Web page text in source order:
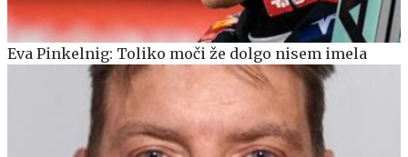
Eva Pinkelnig: Toliko moči že dolgo nisem imela